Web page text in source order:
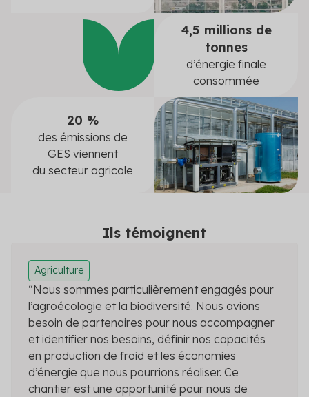
4,5 millions de
tonnes
d’énergie finale
consommée
20 %
des émissions de
GES viennent
du secteur agricole
Ils témoignent
Agriculture
“Nous sommes particulièrement engagés pour
l’agroécologie et la biodiversité. Nous avions
besoin de partenaires pour nous accompagner
et identifier nos besoins, définir nos capacités
en production de froid et les économies
d’énergie que nous pourrions réaliser. Ce
chantier est une opportunité pour nous de